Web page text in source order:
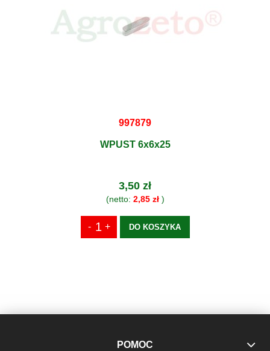
997879
WPUST 6x6x25
3,50 zł
(netto: 2,85 zł)
DO KOSZYKA
POMOC